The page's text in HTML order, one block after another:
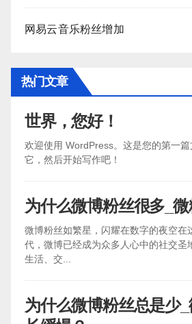
网易云音乐粉丝增加
热门文章
世界，您好！
欢迎使用 WordPress。这是您的第一
它，然后开始写作吧！
为什么微博粉丝很多_
微博粉丝如繁星，闪耀在数字的夜空在
代，微博已经成为众多人心中的社交圣
生活、交...
为什么微博粉丝总是少